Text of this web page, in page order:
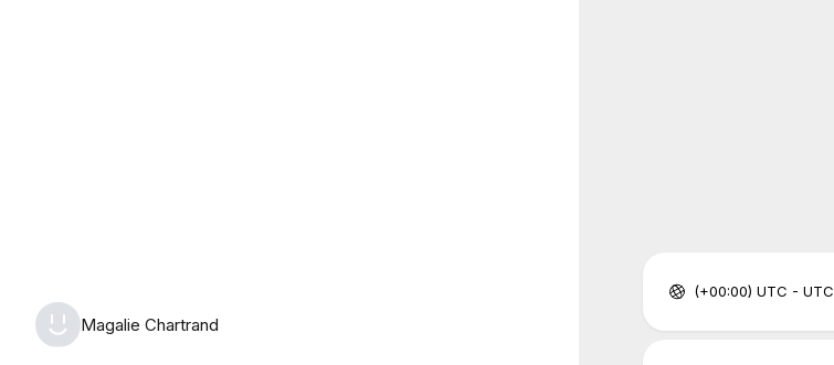
Magalie Chartrand
(+00:00) UTC - UTC